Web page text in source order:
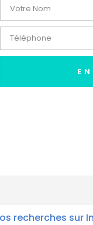
recherches sur